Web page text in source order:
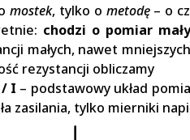
mostek, tylko o metodę– o
chodzi o pomiar
małych, nawet
rezystancji obliczamy
/ I – podstawowy układ
zasilania, tylko mierniki